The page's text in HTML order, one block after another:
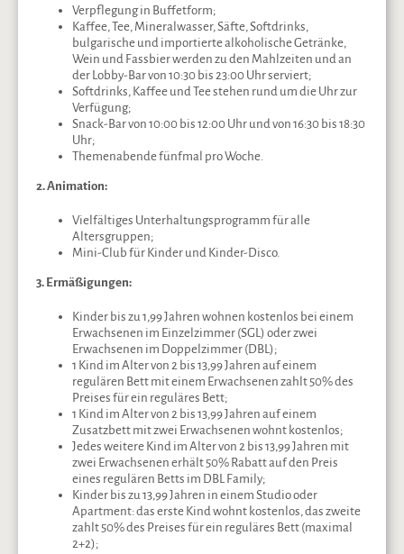
Verpflegung in Buffetform;
Kaffee, Tee, Mineralwasser, Säfte, Softdrinks,
bulgarische und importierte alkoholische Getränke,
Wein und Fassbier werden zu den Mahlzeiten und an
der Lobby-Bar von 10:30 bis 23:00 Uhr serviert;
Softdrinks, Kaffee und Tee stehen rund um die Uhr zur
Verfügung;
Snack-Bar von 10:00 bis 12:00 Uhr und von 16:30 bis 18:30
Uhr;
Themenabende fünfmal pro Woche.
2. Animation:
Vielfältiges Unterhaltungsprogramm für alle
Altersgruppen;
Mini-Club für Kinder und Kinder-Disco.
3. Ermäßigungen:
Kinder bis zu 1,99 Jahren wohnen kostenlos bei einem
Erwachsenen im Einzelzimmer (SGL) oder zwei
Erwachsenen im Doppelzimmer (DBL);
1 Kind im Alter von 2 bis 13,99 Jahren auf einem
regulären Bett mit einem Erwachsenen zahlt 50% des
Preises für ein reguläres Bett;
1 Kind im Alter von 2 bis 13,99 Jahren auf einem
Zusatzbett mit zwei Erwachsenen wohnt kostenlos;
Jedes weitere Kind im Alter von 2 bis 13,99 Jahren mit
zwei Erwachsenen erhält 50% Rabatt auf den Preis
eines regulären Betts im DBL Family;
Kinder bis zu 13,99 Jahren in einem Studio oder
Apartment: das erste Kind wohnt kostenlos, das zweite
zahlt 50% des Preises für ein reguläres Bett (maximal
2+2);